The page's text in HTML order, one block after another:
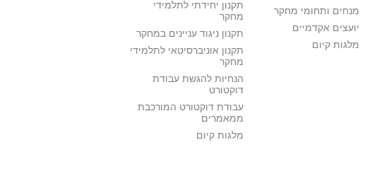
מנחים ותחומי מחקר
יועצים אקדמיים
מלגות קיום
תקנון יחידתי לתלמידי
מחקר
תקנון ניגוד עניינים במחקר
תקנון אוניברסיטאי לתלמידי
מחקר
הנחיות להגשת עבודת
דוקטורט
עבודת דוקטורט המורכבת
ממאמרים
מלגות קיום